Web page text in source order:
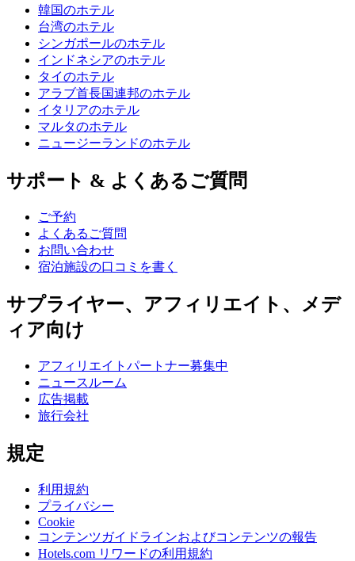
韓国のホテル
台湾のホテル
シンガポールのホテル
インドネシアのホテル
タイのホテル
アラブ首長国連邦のホテル
イタリアのホテル
マルタのホテル
ニュージーランドのホテル
サポート & よくあるご質問
ご予約
よくあるご質問
お問い合わせ
宿泊施設の口コミを書く
サプライヤー、アフィリエイト、メデ
ィア向け
アフィリエイトパートナー募集中
ニュースルーム
広告掲載
旅行会社
規定
利用規約
プライバシー
Cookie
コンテンツガイドラインおよびコンテンツの報告
Hotels.com リワードの利用規約